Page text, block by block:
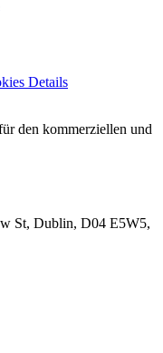
Details
den kommerziellen und
St, Dublin, D04 E5W5,